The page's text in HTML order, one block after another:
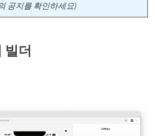
공지를 확인하세요)
빌더